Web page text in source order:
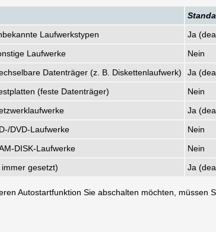
Laufwerkstypen
Ja
Laufwerke
Nein
Datenträger (z. B. Diskettenlaufwerk)
Ja
(feste Datenträger)
Nein
Ja
DVD-Laufwerke
Nein
DISK-Laufwerke
Nein
gesetzt) Ja
Autostartfunktion Sie abschalten möchten,